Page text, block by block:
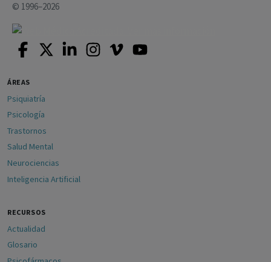
© 1996–2026
ÁREAS
Psiquiatría
Psicología
Trastornos
Salud Mental
Neurociencias
Inteligencia Artificial
RECURSOS
Actualidad
Glosario